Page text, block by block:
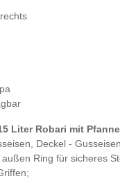
Liter Robari mit
Deckel -
Ring für sicheres